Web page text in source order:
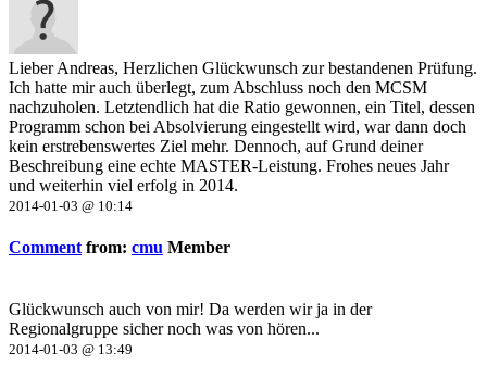
Lieber Andreas, Herzlichen Glückwunsch zur bestandenen Prüfung.
Ich hatte mir auch überlegt, zum Abschluss noch den MCSM
nachzuholen. Letztendlich hat die Ratio gewonnen, ein Titel, dessen
Programm schon bei Absolvierung eingestellt wird, war dann doch
kein erstrebenswertes Ziel mehr. Dennoch, auf Grund deiner
Beschreibung eine echte MASTER-Leistung. Frohes neues Jahr
und weiterhin viel erfolg in 2014.
2014-01-03 @ 10:14
Comment from: cmu Member
Glückwunsch auch von mir! Da werden wir ja in der
Regionalgruppe sicher noch was von hören...
2014-01-03 @ 13:49